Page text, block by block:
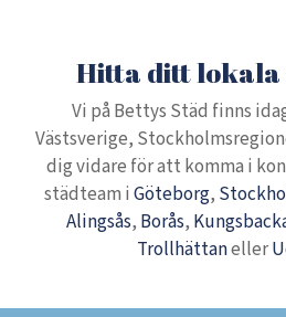
Hitta ditt lokala
Vi på Bettys Städ finns
Västsverige,
dig vidare för att komma i
städteam i Göteborg,
Alingsås, Borås,
Trollhättaneller